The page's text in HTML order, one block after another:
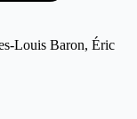
Louis Baron, Éric